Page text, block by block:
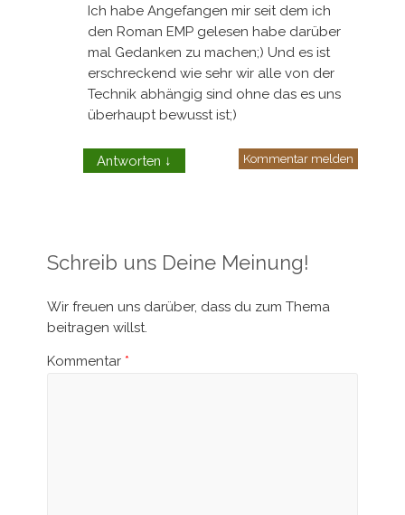
Ich habe Angefangen mir seit dem ich
den Roman EMP gelesen habe darüber
mal Gedanken zu machen;) Und es ist
erschreckend wie sehr wir alle von der
Technik abhängig sind ohne das es uns
überhaupt bewusst ist;)
Antworten ↓ Kommentar melden
Schreib uns Deine Meinung!
Wir freuen uns darüber, dass du zum Thema
beitragen willst.
Kommentar *